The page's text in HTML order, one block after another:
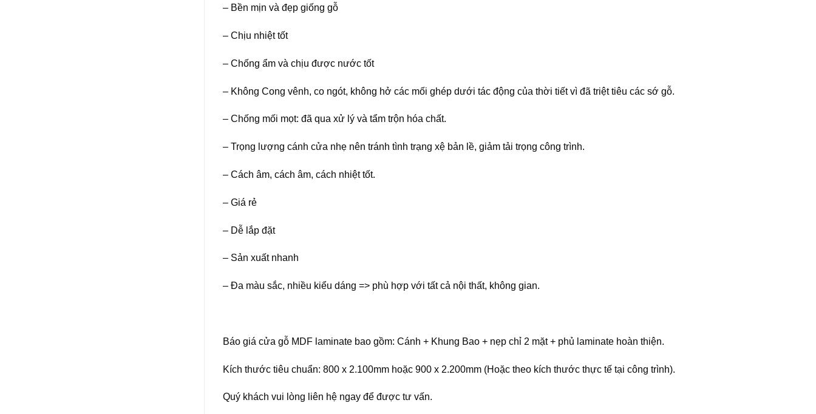
– Bền mịn và đẹp giống gỗ
– Chịu nhiệt tốt
– Chống ẩm và chịu được nước tốt
– Không Cong vênh, co ngót, không hở các mối ghép dưới tác động của thời tiết vì đã triệt tiêu các sớ gỗ.
– Chống mối mọt: đã qua xử lý và tẩm trộn hóa chất.
– Trọng lượng cánh cửa nhẹ nên tránh tình trạng xệ bản lề, giảm tải trọng công trình.
– Cách âm, cách âm, cách nhiệt tốt.
– Giá rẻ
– Dễ lắp đặt
– Sản xuất nhanh
– Đa màu sắc, nhiều kiểu dáng => phù hợp với tất cả nội thất, không gian.
Báo giá cửa gỗ MDF laminate bao gồm: Cánh + Khung Bao + nẹp chỉ 2 mặt + phủ laminate hoàn thiện.
Kích thước tiêu chuẩn: 800 x 2.100mm hoặc 900 x 2.200mm (Hoặc theo kích thước thực tế tại công trình).
Quý khách vui lòng liên hệ ngay để được tư vấn.